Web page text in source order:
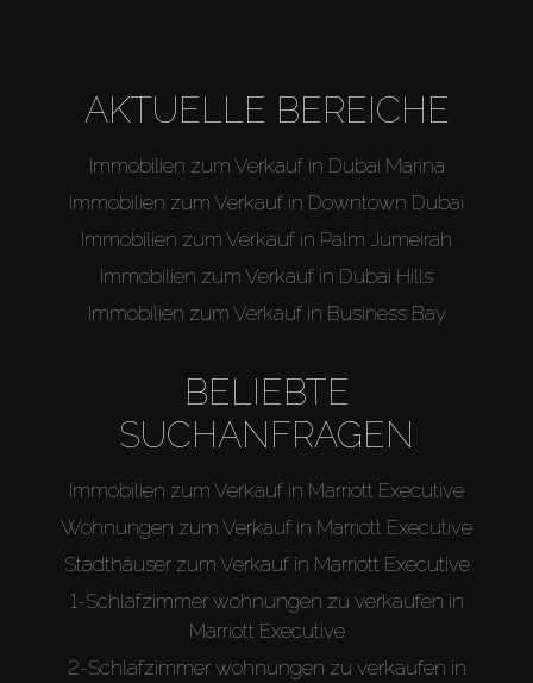
AKTUELLE BEREICHE
Immobilien zum Verkauf in Dubai Marina
Immobilien zum Verkauf in Downtown Dubai
Immobilien zum Verkauf in Palm Jumeirah
Immobilien zum Verkauf in Dubai Hills
Immobilien zum Verkauf in Business Bay
BELIEBTE
SUCHANFRAGEN
Immobilien zum Verkauf in Marriott Executive
Wohnungen zum Verkauf in Marriott Executive
Stadthäuser zum Verkauf in Marriott Executive
1-Schlafzimmer wohnungen zu verkaufen in
Marriott Executive
2-Schlafzimmer wohnungen zu verkaufen in